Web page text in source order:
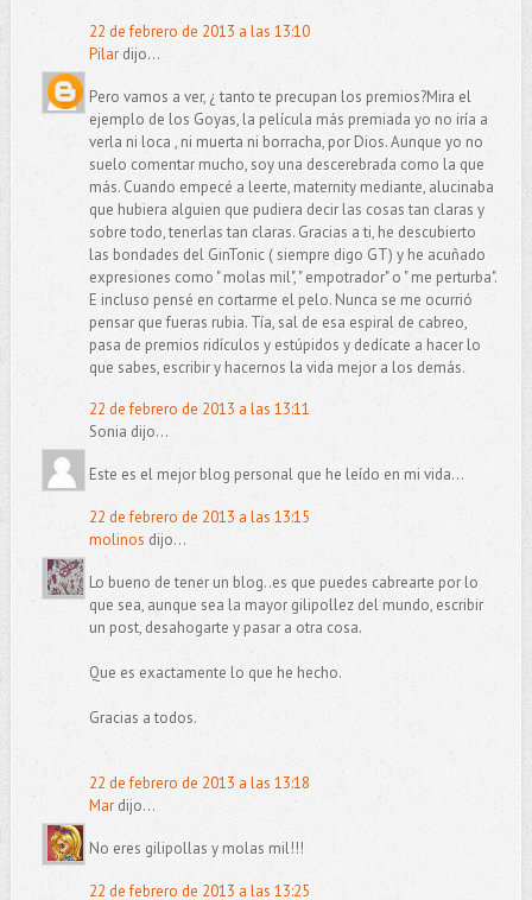
22 de febrero de 2013 a las 13:10
Pilardijo...
Pero vamos a ver, ¿ tanto te precupan los premios?Mira el
ejemplo de los Goyas, la película más premiada yo no iría a
verla ni loca , ni muerta ni borracha, por Dios. Aunque yo no
suelo comentar mucho, soy una descerebrada como la que
más. Cuando empecé a leerte, maternity mediante, alucinaba
que hubiera alguien que pudiera decir las cosas tan claras y
sobre todo, tenerlas tan claras. Gracias a ti, he descubierto
las bondades del GinTonic ( siempre digo GT) y he acuñado
expresiones como " molas mil", " empotrador" o " me perturba".
E incluso pensé en cortarme el pelo. Nunca se me ocurrió
pensar que fueras rubia. Tía, sal de esa espiral de cabreo,
pasa de premios ridículos y estúpidos y dedícate a hacer lo
que sabes, escribir y hacernos la vida mejor a los demás.
22 de febrero de 2013 a las 13:11
Sonia dijo...
Este es el mejor blog personal que he leído en mi vida...
22 de febrero de 2013 a las 13:15
molinos dijo...
Lo bueno de tener un blog..es que puedes cabrearte por lo
que sea, aunque sea la mayor gilipollez del mundo, escribir
un post, desahogarte y pasar a otra cosa.
Que es exactamente lo que he hecho.
Gracias a todos.
22 de febrero de 2013 a las 13:18
Mardijo...
No eres gilipollas y molas mil!!!
22 de febrero de 2013 a las 13:25